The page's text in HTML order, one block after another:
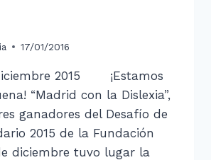
17/01/2016
2015 ¡Estamos
“Madrid con la Dislexia”,
ganadores del Desafío de
2015 de la Fundación
diciembre tuvo lugar la